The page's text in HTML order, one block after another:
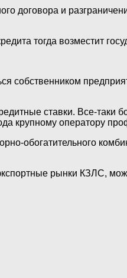
договора и
тогда возместит
собственником
ставки. Все-таки
крупному оператору
обогатительного
рынки КЗЛС,